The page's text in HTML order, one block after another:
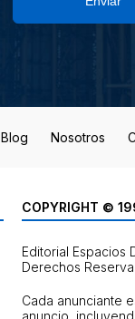
Blog Nosotros
COPYRIGHT ©
Editorial Espacios
Derechos
Cada anunciante
anuncio,